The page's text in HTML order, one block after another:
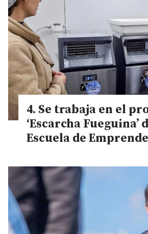
Se trabaja en el
‘Escarcha Fueguina’
Escuela de